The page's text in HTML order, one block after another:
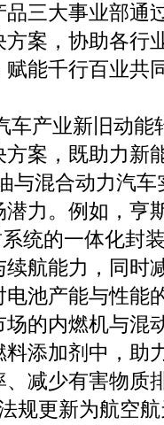
三大事业部通
案，协助各行
能千行百业共
车产业新旧动能
案，既助力新
与混合动力汽
力。例如，亨
统的一体化封
航能力，同时
池产能与性能
的内燃机与混
添加剂中，助
减少有害物质
规更新为航空